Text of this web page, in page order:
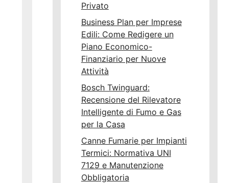
Privato
Business Plan per Imprese
Edili: Come Redigere un
Piano Economico-
Finanziario per Nuove
Attività
Bosch Twinguard:
Recensione del Rilevatore
Intelligente di Fumo e Gas
per la Casa
Canne Fumarie per Impianti
Termici: Normativa UNI
7129 e Manutenzione
Obbligatoria